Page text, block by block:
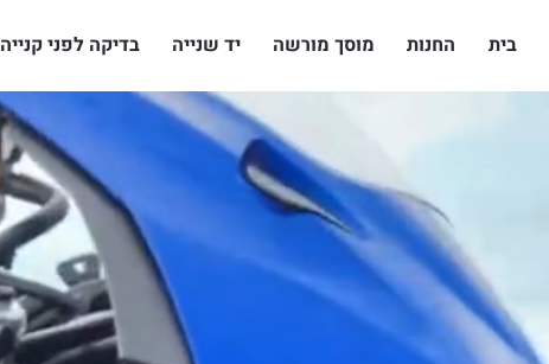
בית החנות מוסך מורשה יד שנייה בדיקה לפני קנייה